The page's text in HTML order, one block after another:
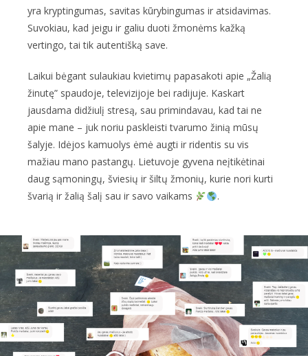
yra kryptingumas, savitas kūrybingumas ir atsidavimas.
Suvokiau, kad jeigu ir galiu duoti žmonėms kažką
vertingo, tai tik autentišką save.
Laikui bėgant sulaukiau kvietimų papasakoti apie „Žalią
žinutę” spaudoje, televizijoje bei radijuje. Kaskart
jausdama didžiulį stresą, sau primindavau, kad tai ne
apie mane – juk noriu paskleisti tvarumo žinią mūsų
šalyje. Idėjos kamuolys ėmė augti ir ridentis su vis
mažiau mano pastangų. Lietuvoje gyvena neįtikėtinai
daug sąmoningų, šviesių ir šiltų žmonių, kurie nori kurti
švarią ir žalią šalį sau ir savo vaikams
.